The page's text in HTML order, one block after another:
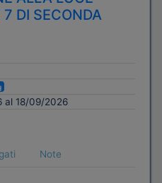
7 DI SECONDA
al 18/09/2026
Note